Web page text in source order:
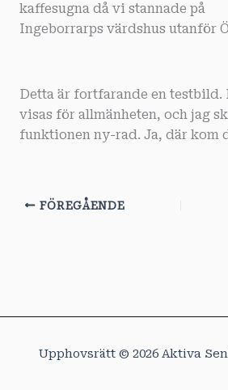
kaffesugna då vi stannade på
Ingeborrarps värdshus utanför
Detta är fortfarande en testbild.
visas för allmänheten, och jag
funktionen ny-rad. Ja, där kom
FÖREGÅENDE
Upphovsrätt © 2026 Aktiva